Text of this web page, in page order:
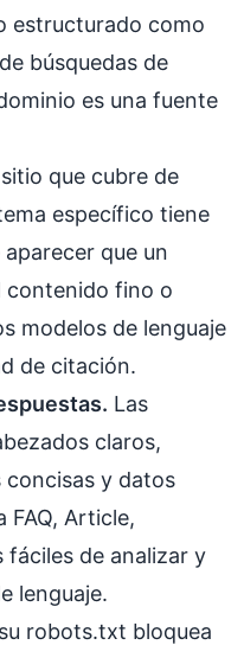
estructurado como
búsquedas de
es una fuente
que cubre de
específico tiene
que un
contenido fino o
modelos de lenguaje
de citación.
Las
claros,
y datos
FAQ, Article,
de analizar y
lenguaje.
robots.txt bloquea